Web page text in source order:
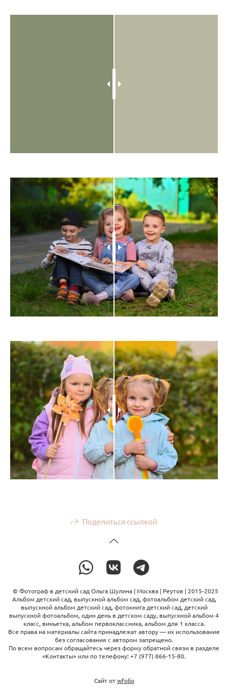
Поделиться ссылкой
© Фотограф в детский сад Ольга Шулина | Москва | Реутов | 2015-2025
Альбом детский сад, выпускной альбом сад, фотоальбом детский сад,
выпускной альбом детский сад, фотокнига детский сад, детский
выпускной фотоальбом, один день в детском саду, выпускной альбом 4
класс, виньетка, альбом первоклассника, альбом для 1 класса.
Все права на материалы сайта принадлежат автору — их использование
без согласования с автором запрещено.
По всем вопросам обращайтесь через форму обратной связи в разделе
«Контакты» или по телефону: +7 (977) 866-15-80.
Сайт отwfolio